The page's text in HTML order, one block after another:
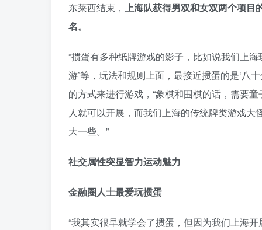
东莱西结束， 上海队获得男双和女双两个项目
名。
“掼蛋有多种纸牌游戏的影子，比如说我们上
游’等，玩法和规则上面，最接近掼蛋的是‘八
的方式来进行游戏，“象棋和围棋的话，需要
人就可以开展，而我们上海的传统牌类游戏
大一些。”
社交属性突显智力运动魅力
金融圈人士最爱玩掼蛋
“我其实很早就学会了掼蛋，但因为我们上海